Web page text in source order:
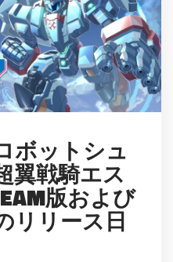
ボットシュ
翼戦騎エス
版および
リリース日